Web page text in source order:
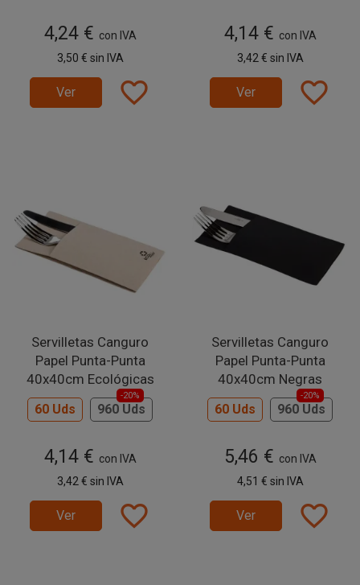
4,24 € con IVA
3,50 € sin IVA
Ver favorite_border
4,14 € con IVA
3,42 € sin IVA
Ver favorite_border
Servilletas Canguro
Papel Punta-Punta
40x40cm Ecológicas
60 Uds 960 Uds
-20%
4,14 € con IVA
3,42 € sin IVA
Ver favorite_border
Servilletas Canguro
Papel Punta-Punta
40x40cm Negras
60 Uds 960 Uds
-20%
5,46 € con IVA
4,51 € sin IVA
Ver favorite_border